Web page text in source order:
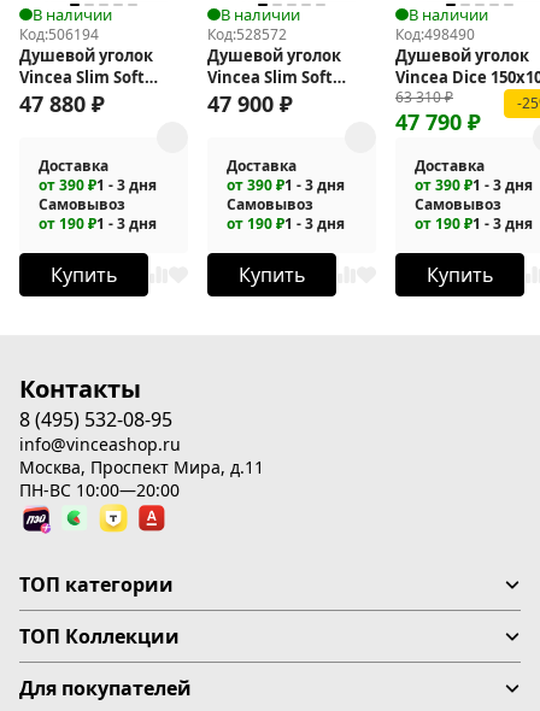
В наличии
Код:506194
Душевой уголок
Vincea Slim Soft
140x90 VSR-1SS9014CL
47 880 ₽
Доставка
от 390 ₽1 - 3 дня
Самовывоз
от 190 ₽1 - 3 дня
Купить
В наличии
Код:528572
Душевой уголок
Vincea Slim Soft
140x100 VSR-
47 900 ₽
Доставка
от 390 ₽1 - 3 дня
Самовывоз
от 190 ₽1 - 3 дня
Купить
В наличии
Код:498490
Душевой уголок
Vincea Dice
VSR-4D1015CL
63 310₽
47 790 ₽
-
Доставка
от 390 ₽1 - 3 дня
Самовывоз
от 190 ₽1 - 3 дня
Купить
Контакты
8 (495) 532-08-95
info@vinceashop.ru
Москва, Проспект Мира, д.11
ПН-ВС 10:00—20:00
ТОП категории
ТОП Коллекции
Для покупателей